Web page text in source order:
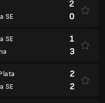
SE
2
0
SE
1
3
SE
2
2